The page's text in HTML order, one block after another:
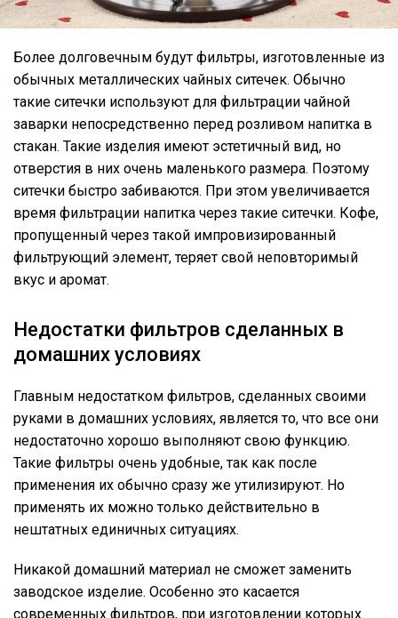
Более долговечным будут фильтры, изготовленные из
обычных металлических чайных ситечек. Обычно
такие ситечки используют для фильтрации чайной
заварки непосредственно перед розливом напитка в
стакан. Такие изделия имеют эстетичный вид, но
отверстия в них очень маленького размера. Поэтому
ситечки быстро забиваются. При этом увеличивается
время фильтрации напитка через такие ситечки. Кофе,
пропущенный через такой импровизированный
фильтрующий элемент, теряет свой неповторимый
вкус и аромат.
Недостатки фильтров сделанных в
домашних условиях
Главным недостатком фильтров, сделанных своими
руками в домашних условиях, является то, что все они
недостаточно хорошо выполняют свою функцию.
Такие фильтры очень удобные, так как после
применения их обычно сразу же утилизируют. Но
применять их можно только действительно в
нештатных единичных ситуациях.
Никакой домашний материал не сможет заменить
заводское изделие. Особенно это касается
современных фильтров, при изготовлении которых